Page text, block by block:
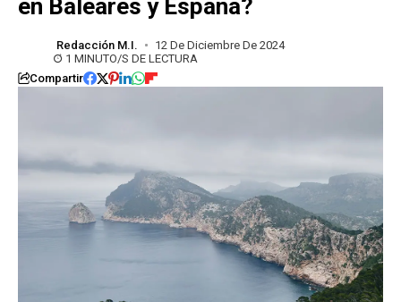
en Baleares y España?
Redacción M.I.
12 De Diciembre De 2024
1 MINUTO/S DE LECTURA
Compartir